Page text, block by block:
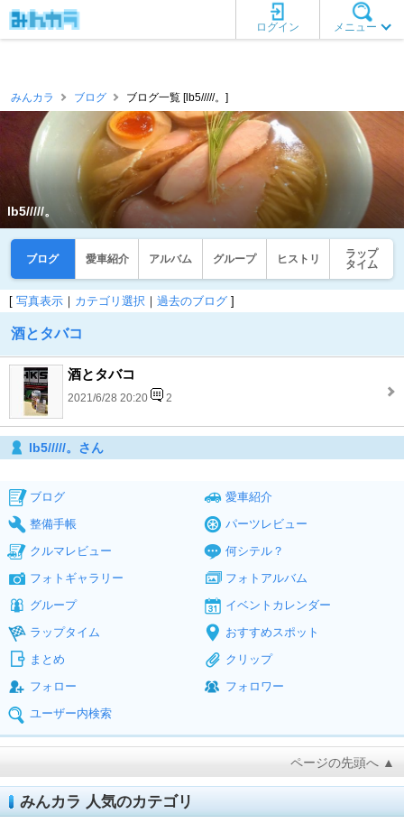
メニュー
ログイン
みんカラ ブログ ブログ一覧 [lb5/////。]
lb5/////。
ブログ 愛車紹介 アルバム グループ ヒストリ
ラップ
タイム
[ 写真表示 ｜ カテゴリ選択 ｜ 過去のブログ ]
酒とタバコ
酒とタバコ
2021/6/28 20:20 2
lb5/////。さん
ブログ
愛車紹介
整備手帳
パーツレビュー
クルマレビュー
何シテル？
フォトギャラリー
フォトアルバム
グループ
イベントカレンダー
ラップタイム
おすすめスポット
まとめ
クリップ
フォロー
フォロワー
ユーザー内検索
ページの先頭へ ▲
みんカラ 人気のカテゴリ